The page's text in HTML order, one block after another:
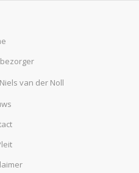
Niels van der Noll